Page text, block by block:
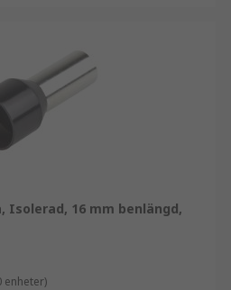
Isolerad, 16 mm benlängd,
enheter)